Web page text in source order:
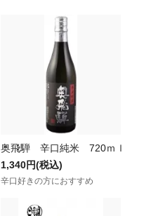
奥飛騨 辛口純米 720ｍｌ
1,340円(税込)
辛口好きの方におすすめ